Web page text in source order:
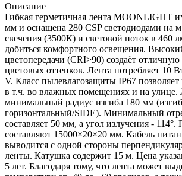
Описание
Гибкая герметичная лента MOONLIGHT
мм и оснащена 280 CSP светодиодами на
свечения (3500К) и световой поток в 460
добиться комфортного освещения.
цветопередачи (CRI>90) создаёт отличную
цветовых оттенков. Лента потребляет 10
V. Класс пылевлагозащиты IP67 позволяет
в т.ч. во влажных помещениях и на улице.
минимальный радиус изгиба 180 мм (изгиб
горизонтальный/SIDE). Минимальный
составляет 50 мм, а угол излучения -
составляют 15000×20×20 мм. Кабель
выводится с одной стороны
ленты. Катушка содержит 15 м. Цена
5 лет. Благодаря тому, что лента может